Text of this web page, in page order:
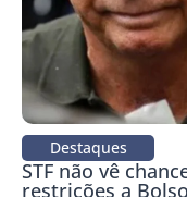
Destaques
STF não vê
restrições a